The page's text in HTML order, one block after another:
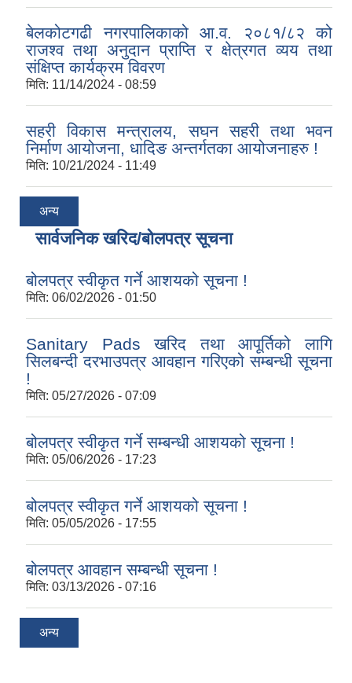
बेलकोटगढी नगरपालिकाको आ.व. २०८१/८२ को
राजश्व तथा अनुदान प्राप्ति र क्षेत्रगत व्यय तथा
संक्षिप्त कार्यक्रम विवरण
मिति: 11/14/2024 - 08:59
सहरी विकास मन्त्रालय, सघन सहरी तथा भवन
निर्माण आयोजना, धादिङ अन्तर्गतका आयोजनाहरु !
मिति: 10/21/2024 - 11:49
अन्य
सार्वजनिक खरिद/बोलपत्र सूचना
बोलपत्र स्वीकृत गर्ने आशयको सूचना !
मिति: 06/02/2026 - 01:50
Sanitary Pads खरिद तथा आपूर्तिको लागि
सिलबन्दी दरभाउपत्र आवहान गरिएको सम्बन्धी सूचना
!
मिति: 05/27/2026 - 07:09
बोलपत्र स्वीकृत गर्ने सम्बन्धी आशयको सूचना !
मिति: 05/06/2026 - 17:23
बोलपत्र स्वीकृत गर्ने आशयको सूचना !
मिति: 05/05/2026 - 17:55
बोलपत्र आवहान सम्बन्धी सूचना !
मिति: 03/13/2026 - 07:16
अन्य